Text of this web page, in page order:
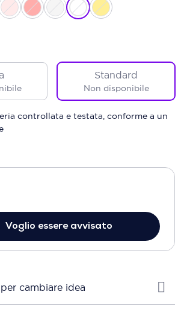
Voglio essere avvisato
Standard
Non disponibile
controllata e testata, conforme a un
cambiare idea